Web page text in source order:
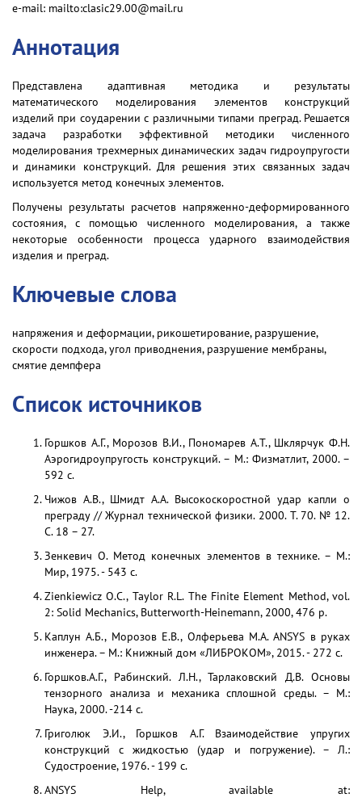
e-mail: mailto:clasic29.00@mail.ru
Аннотация
Представлена адаптивная методика и результаты
математического моделирования элементов конструкций
изделий при соударении с различными типами преград. Решается
задача разработки эффективной методики численного
моделирования трехмерных динамических задач гидроупругости
и динамики конструкций. Для решения этих связанных задач
используется метод конечных элементов.
Получены результаты расчетов напряженно-деформированного
состояния, с помощью численного моделирования, а также
некоторые особенности процесса ударного взаимодействия
изделия и преград.
Ключевые слова
напряжения и деформации, рикошетирование, разрушение,
скорости подхода, угол приводнения, разрушение мембраны,
смятие демпфера
Список источников
Горшков А.Г., Морозов В.И., Пономарев А.Т., Шклярчук Ф.Н.
Аэрогидроупругость конструкций. – М.: Физматлит, 2000. –
592 с.
Чижов А.В., Шмидт А.А. Высокоскоростной удар капли о
преграду // Журнал технической физики. 2000. Т. 70. № 12.
С. 18 – 27.
Зенкевич О. Метод конечных элементов в технике. – М.:
Мир, 1975. - 543 с.
Zienkiewicz О.С., Taylor R.L. The Finite Element Method, vol.
2: Solid Mechanics, Butterworth-Heinemann, 2000, 476 p.
Каплун А.Б., Морозов Е.В., Олферьева М.А. ANSYS в руках
инженера. – М.: Книжный дом «ЛИБРОКОМ», 2015. - 272 c.
Горшков.А.Г., Рабинский. Л.Н., Тарлаковский Д.В. Основы
тензорного анализа и механика сплошной среды. – М.:
Наука, 2000. -214 c.
Григолюк Э.И., Горшков А.Г. Взаимодействие упругих
конструкций с жидкостью (удар и погружение). – Л.:
Судостроение, 1976. - 199 c.
ANSYS Help, available at: